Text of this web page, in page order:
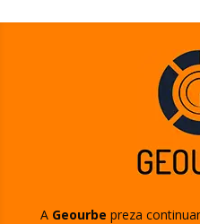
A Geourbe preza